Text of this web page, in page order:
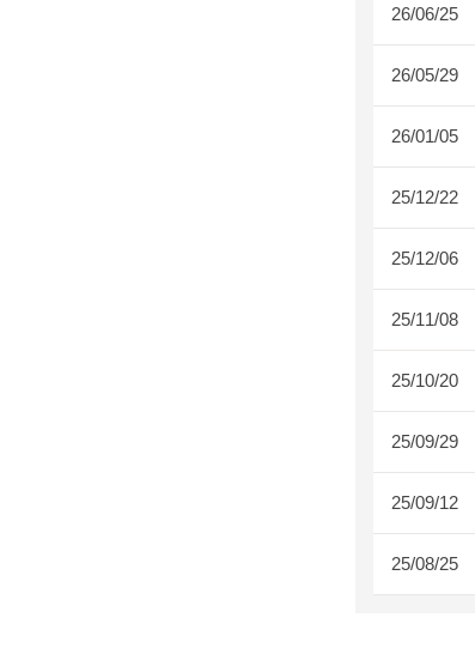
26/06/25
26/05/29
26/01/05
25/12/22
25/12/06
25/11/08
25/10/20
25/09/29
25/09/12
25/08/25